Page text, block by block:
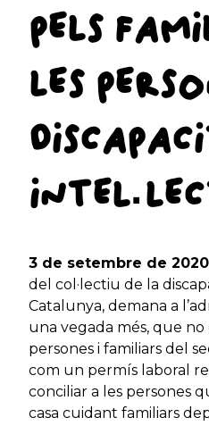
PELS
LES
3 de setembre de
del col·lectiu de la
Catalunya, demana a
una vegada més, que
persones i familiars del
com un permís laboral
conciliar a les persones
casa cuidant familiars